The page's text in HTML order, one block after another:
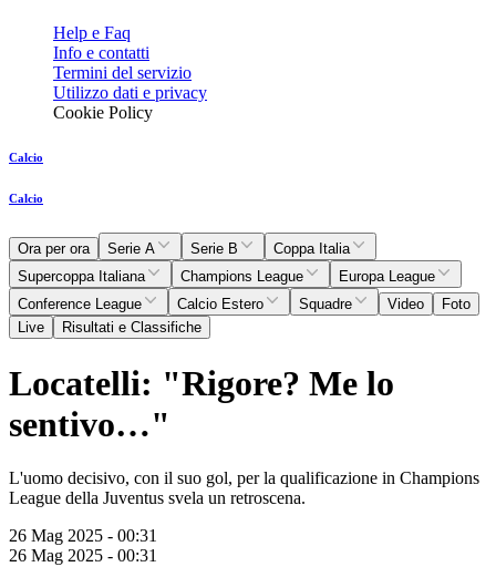
Help e Faq
Info e contatti
Termini del servizio
Utilizzo dati e privacy
Cookie Policy
Calcio
Calcio
Ora per ora Serie A Serie B
Coppa Italia
Supercoppa Italiana
Champions League
Europa League
Conference League
Calcio Estero Squadre Video
Foto
Live
Risultati e Classifiche
Locatelli: "Rigore? Me lo
sentivo…"
L'uomo decisivo, con il suo gol, per la qualificazione in Champions
League della Juventus svela un retroscena.
26 Mag 2025 - 00:31
26 Mag 2025 - 00:31